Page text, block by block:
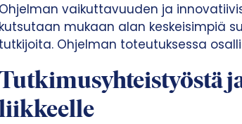
Ohjelman vaikuttavuuden ja
kutsutaan mukaan alan keskeisimpiä
tutkijoita. Ohjelman toteutuksessa